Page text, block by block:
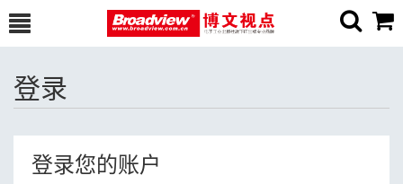
登录
登录您的账户